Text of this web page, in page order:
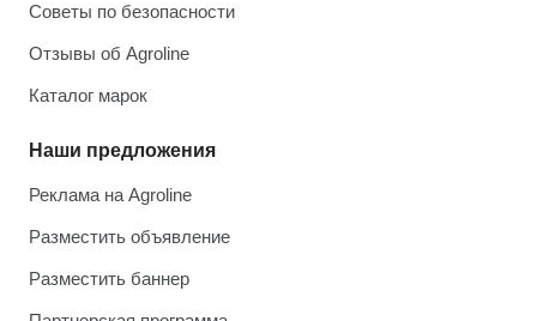
Советы по безопасности
Отзывы об Agroline
Каталог марок
Наши предложения
Реклама на Agroline
Разместить объявление
Разместить баннер